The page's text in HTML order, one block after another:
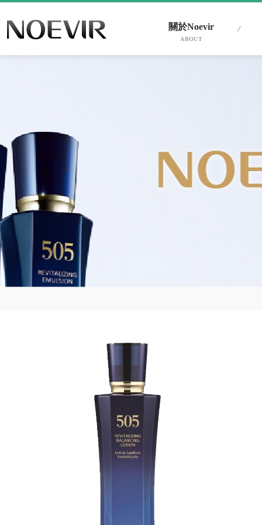
關於Noevir
ABOUT